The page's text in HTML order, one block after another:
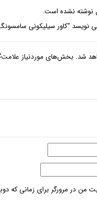
نوشته نشده است.
نویسد “کاور سیلیکونی
شد. بخش‌های موردنیاز
من در مرورگر برای زمانی که